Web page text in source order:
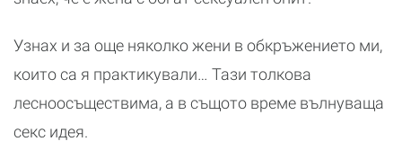
Узнах и за още няколко жени в обкръжението ми,
които са я практикували… Тази толкова
лесноосъществима, а в същото време вълнуваща
секс идея.